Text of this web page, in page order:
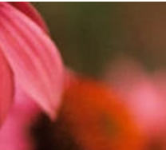
Spiritualität
Körpertherapie Kultur